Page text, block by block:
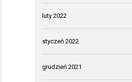
luty 2022
styczeń 2022
grudzień 2021